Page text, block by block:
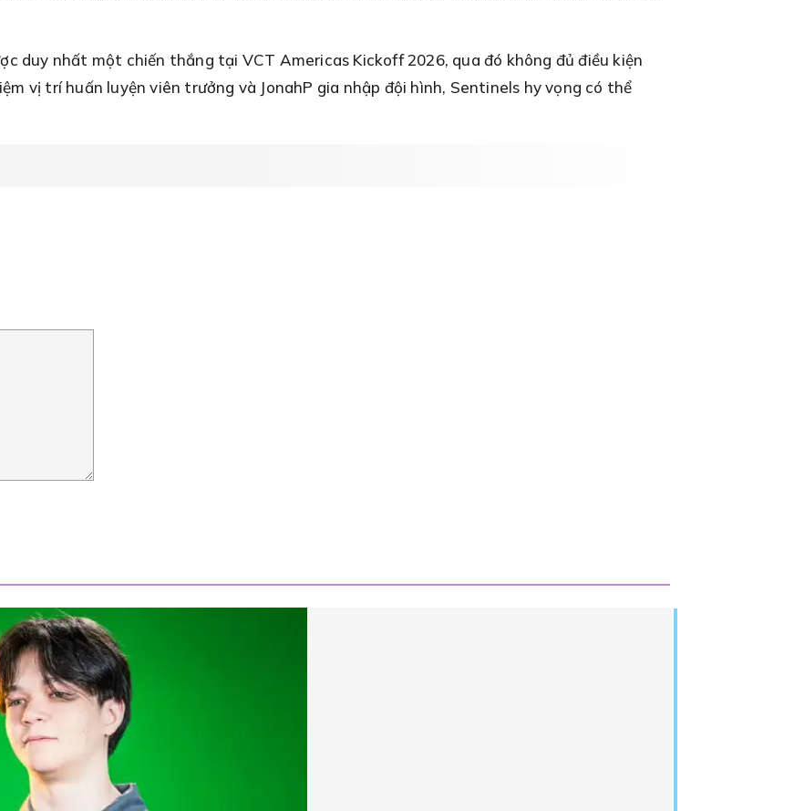
duy nhất một chiến thắng tại VCT Americas Kickoff 2026, qua đó không đủ điều kiện
vị trí huấn luyện viên trưởng và JonahP gia nhập đội hình, Sentinels hy vọng có thể